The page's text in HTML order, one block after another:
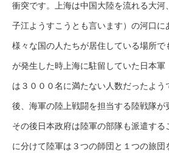
衝突です。上海は中国大陸を流れる大
子江ようすこうとも言います）の河口
様々な国の人たちが居住している場所
が発生した時上海に駐留していた日本軍
は３０００名に満たない人数だったよう
後、海軍の陸上戦闘を担当する陸戦隊
その後日本政府は陸軍の部隊も派遣する
に分けて陸軍は３つの師団と１つの旅団